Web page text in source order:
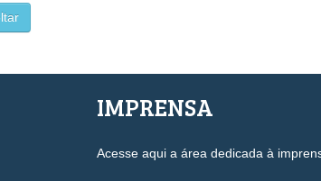
IMPRENSA
Acesse aqui a área dedicada à